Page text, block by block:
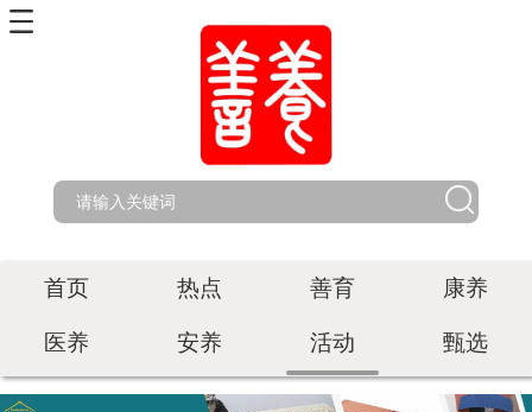
首页 热点 善育 康养
医养 安养 活动 甄选